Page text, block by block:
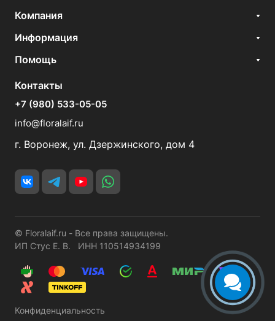
Компания
Информация
Помощь
Контакты
+7 (980) 533-05-05
info@floralaif.ru
г. Воронеж, ул. Дзержинского, дом 4
© Floralaif.ru - Все права защищены.
ИП Стус Е. В. ИНН 110514934199
Конфиденциальность